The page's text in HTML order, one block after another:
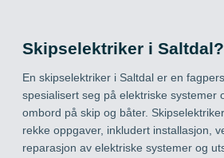
Skipselektriker i Saltdal?
En skipselektriker i Saltdal er en
spesialisert seg på elektriske systemer
ombord på skip og båter.
rekke oppgaver, inkludert installasjon,
reparasjon av elektriske systemer og